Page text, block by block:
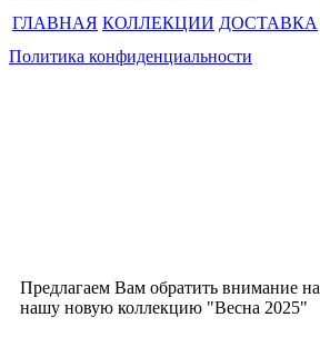
ГЛАВНАЯ КОЛЛЕКЦИИ ДОСТАВКА
Политика конфиденциальности
Предлагаем Вам обратить внимание на
нашу новую коллекцию "Весна 2025"